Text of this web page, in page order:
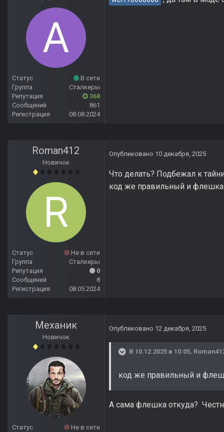
Статус
В сети
Группа
Сталкеры
Репутация
368
Сообщений
861
Регистрация
08.08.2024
Roman412
Новичок
Статус
Не в сети
Группа
Сталкеры
Репутация
0
Сообщений
8
Регистрация
08.05.2024
Опубликовано 10 декабря, 2025
Что делать? Подбежал к
код же правильный и флешка
Meханик
Новичок
Статус
Не в сети
Опубликовано 12 декабря, 2025
В 10.12.2025 в 10:05,
код же правильный и
А сама флешка откуда?